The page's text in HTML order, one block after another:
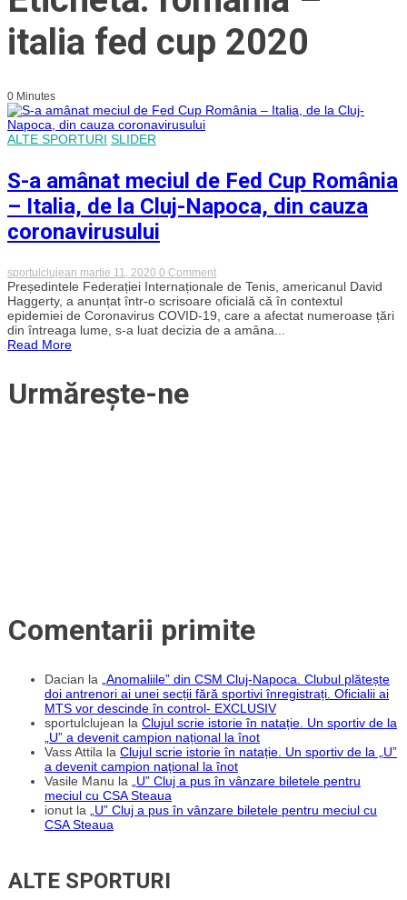
italia fed cup 2020
0 Minutes
ALTE SPORTURI SLIDER
S-a amânat meciul de Fed Cup România
– Italia, de la Cluj-Napoca, din cauza
coronavirusului
sportulclujean martie 11, 2020 0 Commenton
S-
a
amânat
meciul
de
Președintele Federației Internaționale de Tenis, americanul David
Haggerty, a anunțat într-o scrisoare oficială că în contextul
epidemiei de Coronavirus COVID-19, care a afectat numeroase țări
din întreaga lume, s-a luat decizia de a amâna...
Read More
Urmărește-ne
Comentarii primite
Dacian la
„Anomaliile” din CSM Cluj-Napoca. Clubul plătește
doi antrenori ai unei secții fără sportivi înregistrați. Oficialii ai
MTS vor descinde în control- EXCLUSIV
sportulclujean la Clujul scrie istorie în natație. Un sportiv de la
„U” a devenit campion național la înot
Vass Attila la Clujul scrie istorie în natație. Un sportiv de la „U”
a devenit campion național la înot
Vasile Manu la
„U” Cluj a pus în vânzare biletele pentru
meciul cu CSA Steaua
ionut la
„U” Cluj a pus în vânzare biletele pentru meciul cu
CSA Steaua
ALTE SPORTURI